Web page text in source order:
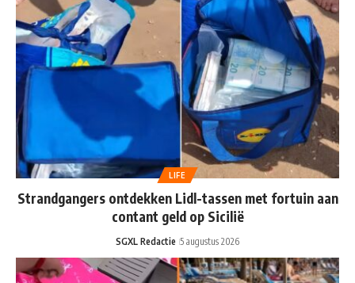
LIFE
Strandgangers ontdekken Lidl-tassen met fortuin aan
contant geld op Sicilië
SGXL Redactie 5 augustus 2026